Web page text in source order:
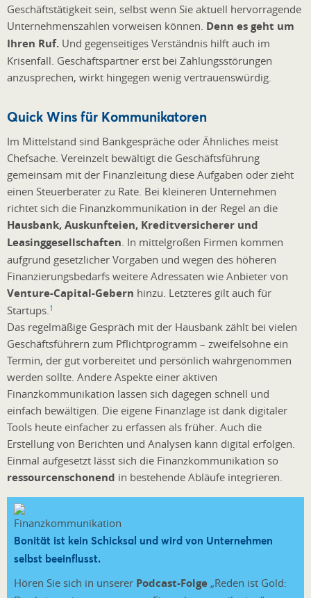
Geschäftstätigkeit sein, selbst wenn Sie aktuell hervorragende
Unternehmenszahlen vorweisen können. Denn es geht um
Ihren Ruf. Und gegenseitiges Verständnis hilft auch im
Krisenfall. Geschäftspartner erst bei Zahlungsstörungen
anzusprechen, wirkt hingegen wenig vertrauenswürdig.
Quick Wins für Kommunikatoren
Im Mittelstand sind Bankgespräche oder Ähnliches meist
Chefsache. Vereinzelt bewältigt die Geschäftsführung
gemeinsam mit der Finanzleitung diese Aufgaben oder zieht
einen Steuerberater zu Rate. Bei kleineren Unternehmen
richtet sich die Finanzkommunikation in der Regel an die
Hausbank, Auskunfteien, Kreditversicherer und
Leasinggesellschaften. In mittelgroßen Firmen kommen
aufgrund gesetzlicher Vorgaben und wegen des höheren
Finanzierungsbedarfs weitere Adressaten wie Anbieter von
Venture-Capital-Gebern hinzu. Letzteres gilt auch für
Startups.1
Das regelmäßige Gespräch mit der Hausbank zählt bei vielen
Geschäftsführern zum Pflichtprogramm – zweifelsohne ein
Termin, der gut vorbereitet und persönlich wahrgenommen
werden sollte. Andere Aspekte einer aktiven
Finanzkommunikation lassen sich dagegen schnell und
einfach bewältigen. Die eigene Finanzlage ist dank digitaler
Tools heute einfacher zu erfassen als früher. Auch die
Erstellung von Berichten und Analysen kann digital erfolgen.
Einmal aufgesetzt lässt sich die Finanzkommunikation so
ressourcenschonend in bestehende Abläufe integrieren.
Bonität ist kein Schicksal und wird von Unternehmen
selbst beeinflusst.
Hören Sie sich in unserer Podcast-Folge „Reden ist Gold: